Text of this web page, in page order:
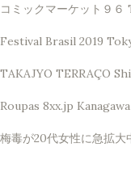
コミックマーケット９６
Festival Brasil 2019
TAKAJYO TERRAÇO
Roupas 8xx.jp Kanagawa
梅毒が20代女性に急拡